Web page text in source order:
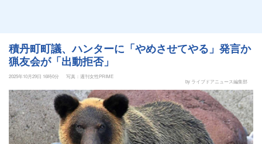
積丹町町議、ハンターに「やめさせてやる」発言か
猟友会が「出動拒否」
2025年10月29日 16時0分
写真：週刊女性PRIME
by ライブドアニュース編集部